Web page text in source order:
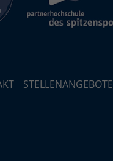
STELLENANGEBOTE